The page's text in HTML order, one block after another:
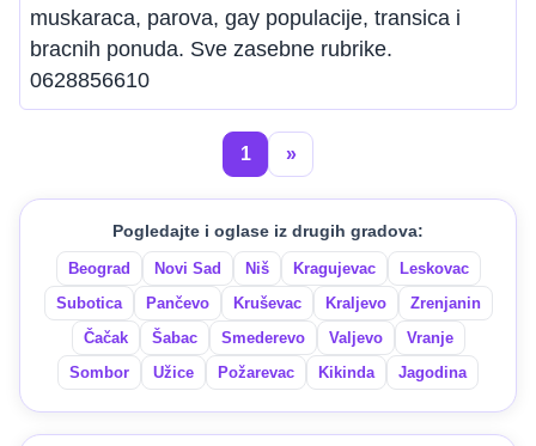
muskaraca, parova, gay populacije, transica i
bracnih ponuda. Sve zasebne rubrike.
0628856610
1 »
Pogledajte i oglase iz drugih gradova:
Beograd Novi Sad Niš Kragujevac
Leskovac
Subotica
Pančevo Kruševac Kraljevo
Zrenjanin
Čačak
Šabac Smederevo Valjevo
Vranje
Sombor
Užice Požarevac Kikinda Jagodina